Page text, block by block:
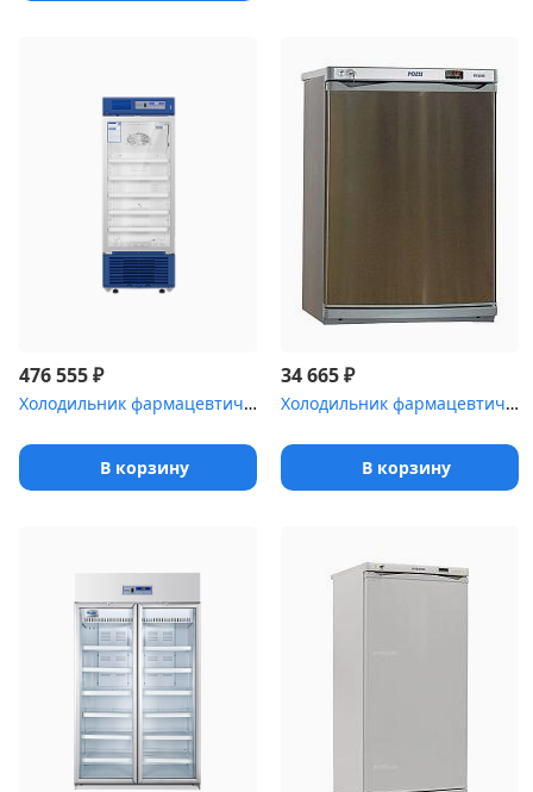
476 555₽
Холодильник фармацевтический Haier HYC-290 со стеклянной дверью (...
В корзину
34 665₽
Холодильник фармацевтический Pozis ХФ-140 серебристый
В корзину